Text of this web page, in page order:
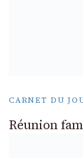
CARNET DU
Réunion